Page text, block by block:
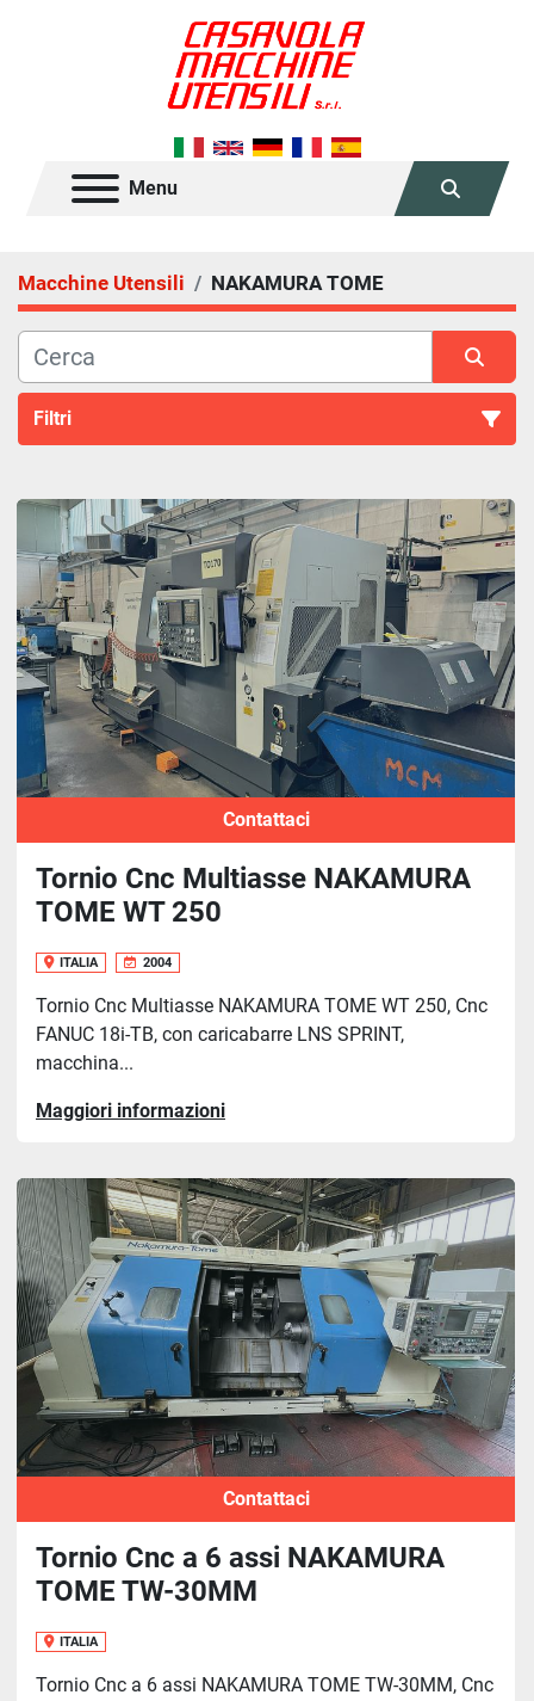
Menu
Cerca
Macchine Utensili NAKAMURA TOME
Filtri
Ordina per
Contattaci
Tornio Cnc Multiasse NAKAMURA
TOME WT 250
ITALIA 2004
Tornio Cnc Multiasse NAKAMURA TOME WT 250, Cnc
FANUC 18i-TB, con caricabarre LNS SPRINT,
macchina...
Maggiori informazioni
Contattaci
Tornio Cnc a 6 assi NAKAMURA
TOME TW-30MM
ITALIA
Tornio Cnc a 6 assi NAKAMURA TOME TW-30MM, Cnc